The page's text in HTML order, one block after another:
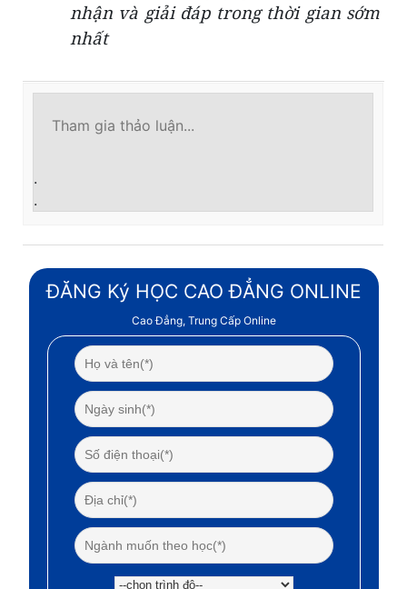
nhận và giải đáp trong thời gian sớm
nhất
.
.
ĐĂNG Ký HỌC CAO ĐẲNG ONLINE
Cao Đẳng, Trung Cấp Online